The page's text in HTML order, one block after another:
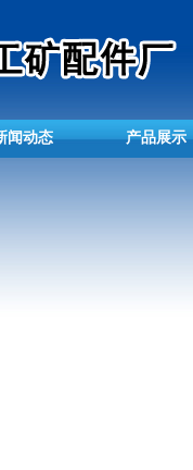
闻动态 产品展示